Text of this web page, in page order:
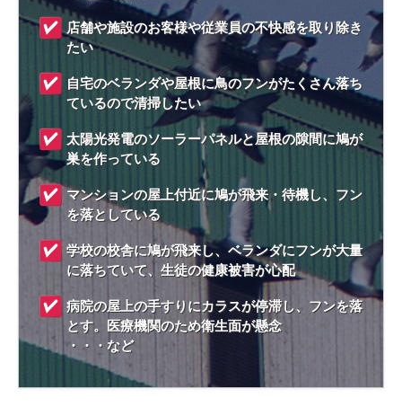
店舗や施設のお客様や従業員の不快感を取り除き
たい
自宅のベランダや屋根に鳥のフンがたくさん落ち
ているので清掃したい
太陽光発電のソーラーパネルと屋根の隙間に鳩が
巣を作っている
マンションの屋上付近に鳩が飛来・待機し、フン
を落としている
学校の校舎に鳩が飛来し、ベランダにフンが大量
に落ちていて、生徒の健康被害が心配
病院の屋上の手すりにカラスが停滞し、フンを落
とす。医療機関のため衛生面が懸念
・・・など